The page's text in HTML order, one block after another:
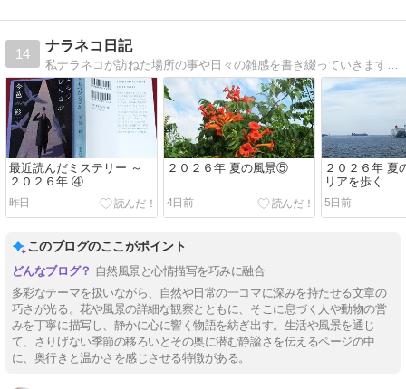
14
ナラネコ日記
最近読んだミステリー ～
２０２６年 ④
昨日
２０２６年 夏の風景⑤
4日前
２０２６年 夏
リアを歩く
5日前
このブログのここがポイント
自然風景と心情描写を巧みに融合
多彩なテーマを扱いながら、自然や日常の一コマに深みを持たせる文章の
巧さが光る。花や風景の詳細な観察とともに、そこに息づく人や動物の営
みを丁寧に描写し、静かに心に響く物語を紡ぎ出す。生活や風景を通じ
て、さりげない季節の移ろいとその奥に潜む静謐さを伝えるページの中
に、奥行きと温かさを感じさせる特徴がある。